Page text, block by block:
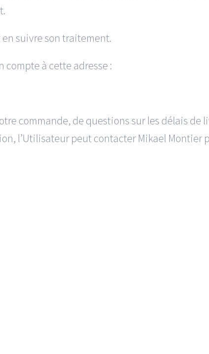
suivre son traitement.
compte à cette adresse :
commande, de questions sur les délais de
l’Utilisateur peut contacter Mikael Montier